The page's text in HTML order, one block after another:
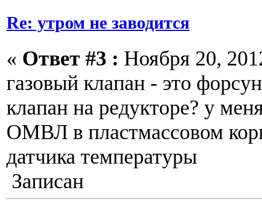
Re: утром не заводится
« Ответ #3 : Ноября 20,
газовый клапан - это
клапан на редукторе? у
ОМВЛ в пластмассовом
датчика температуры
Записан